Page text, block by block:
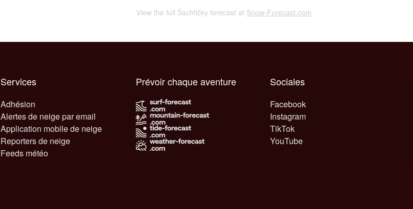
View the full Šachtičky forecast at Snow-Forecast.com
Services
Adhésion
Alertes de neige par email
Application mobile de neige
Reporters de neige
Feeds météo
Sociales
Facebook
Instagram
TikTok
YouTube
Prévoir chaque aventure